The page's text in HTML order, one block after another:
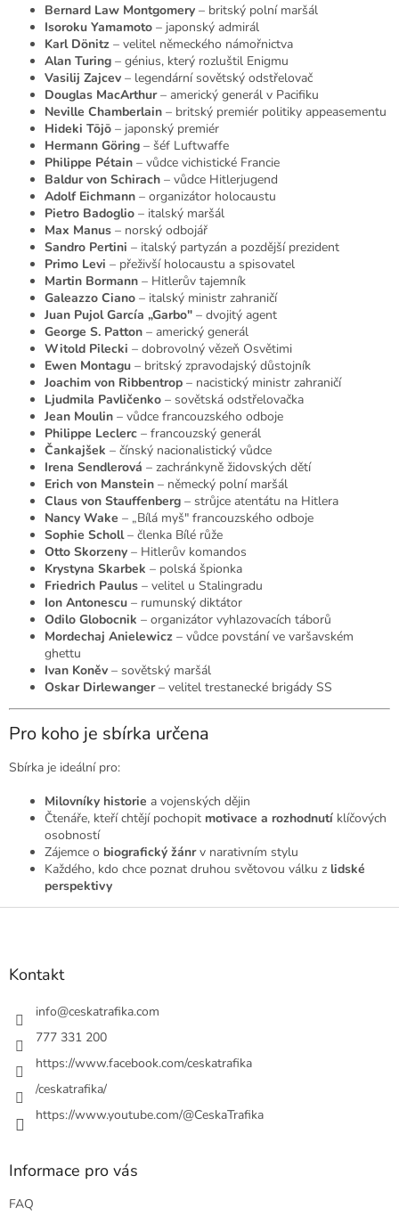
Bernard Law Montgomery – britský polní maršál
Isoroku Yamamoto – japonský admirál
Karl Dönitz – velitel německého námořnictva
Alan Turing – génius, který rozluštil Enigmu
Vasilij Zajcev – legendární sovětský odstřelovač
Douglas MacArthur – americký generál v Pacifiku
Neville Chamberlain – britský premiér politiky appeasementu
Hideki Tōjō – japonský premiér
Hermann Göring – šéf Luftwaffe
Philippe Pétain – vůdce vichistické Francie
Baldur von Schirach – vůdce Hitlerjugend
Adolf Eichmann – organizátor holocaustu
Pietro Badoglio – italský maršál
Max Manus – norský odbojář
Sandro Pertini – italský partyzán a pozdější prezident
Primo Levi – přeživší holocaustu a spisovatel
Martin Bormann – Hitlerův tajemník
Galeazzo Ciano – italský ministr zahraničí
Juan Pujol García „Garbo" – dvojitý agent
George S. Patton – americký generál
Witold Pilecki – dobrovolný vězeň Osvětimi
Ewen Montagu – britský zpravodajský důstojník
Joachim von Ribbentrop – nacistický ministr zahraničí
Ljudmila Pavličenko – sovětská odstřelovačka
Jean Moulin – vůdce francouzského odboje
Philippe Leclerc – francouzský generál
Čankajšek – čínský nacionalistický vůdce
Irena Sendlerová – zachránkyně židovských dětí
Erich von Manstein – německý polní maršál
Claus von Stauffenberg – strůjce atentátu na Hitlera
Nancy Wake – „Bílá myš" francouzského odboje
Sophie Scholl – členka Bílé růže
Otto Skorzeny – Hitlerův komandos
Krystyna Skarbek – polská špionka
Friedrich Paulus – velitel u Stalingradu
Ion Antonescu – rumunský diktátor
Odilo Globocnik – organizátor vyhlazovacích táborů
Mordechaj Anielewicz – vůdce povstání ve varšavském
ghettu
Ivan Koněv – sovětský maršál
Oskar Dirlewanger – velitel trestanecké brigády SS
Pro koho je sbírka určena
Sbírka je ideální pro:
Milovníky historie a vojenských dějin
Čtenáře, kteří chtějí pochopit motivace a rozhodnutí klíčových
osobností
Zájemce o biografický žánr v narativním stylu
Každého, kdo chce poznat druhou světovou válku z lidské
perspektivy
Z
Kontakt
info@ceskatrafika.com
777 331 200
https://www.facebook.com/ceskatrafika
/ceskatrafika/
https://www.youtube.com/@CeskaTrafika
Informace pro vás
FAQ